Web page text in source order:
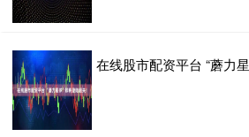
在线股市配资平台 “蘑力